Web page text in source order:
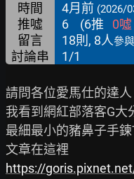
時間 4月前 (2026/
推噓 6 (6推 0噓
留言
18則, 8人參與
討論串 1/1
請問各位愛馬仕的達人
我看到網紅部落客G大
最細最小的豬鼻子手
https://